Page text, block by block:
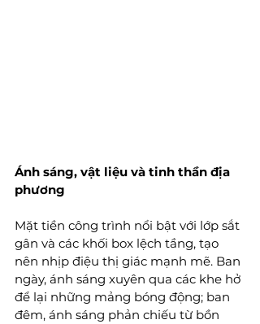
Ánh sáng, vật liệu và tinh thần địa
phương
Mặt tiền công trình nổi bật với lớp sắt
gân và các khối box lệch tầng, tạo
nên nhịp điệu thị giác mạnh mẽ. Ban
ngày, ánh sáng xuyên qua các khe hở
để lại những mảng bóng động; ban
đêm, ánh sáng phản chiếu từ bồn